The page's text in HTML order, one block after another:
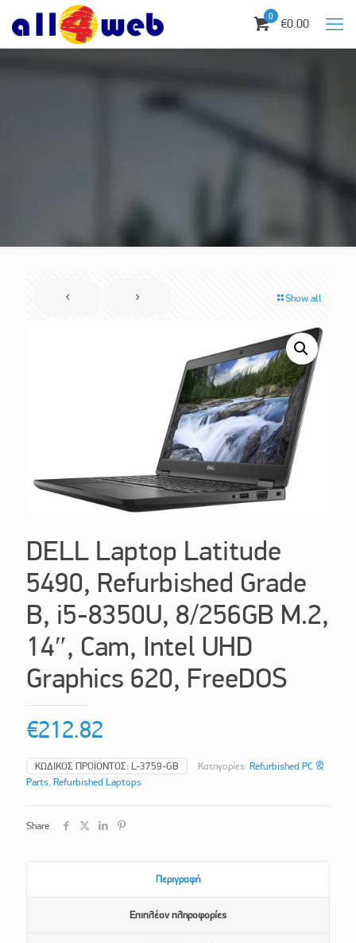
0 €0.00
Show all
DELL Laptop Latitude
5490, Refurbished Grade
B, i5-8350U, 8/256GB M.2,
14″, Cam, Intel UHD
Graphics 620, FreeDOS
€212.82
ΚΩΔΙΚΌΣ ΠΡΟΪΌΝΤΟΣ: L-3759-GB Κατηγορίες: Refurbished PC &
Parts, Refurbished Laptops
Share
Περιγραφή
Επιπλέον πληροφορίες